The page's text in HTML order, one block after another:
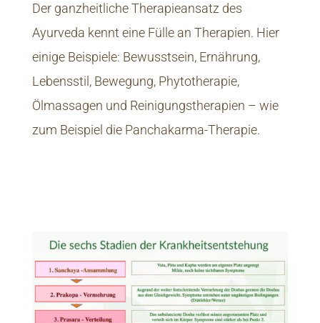
Der ganzheitliche Therapieansatz des
Ayurveda kennt eine Fülle an Therapien. Hier
einige Beispiele: Bewusstsein, Ernährung,
Lebensstil, Bewegung, Phytotherapie,
Ölmassagen und Reinigungstherapien – wie
zum Beispiel die Panchakarma-Therapie.